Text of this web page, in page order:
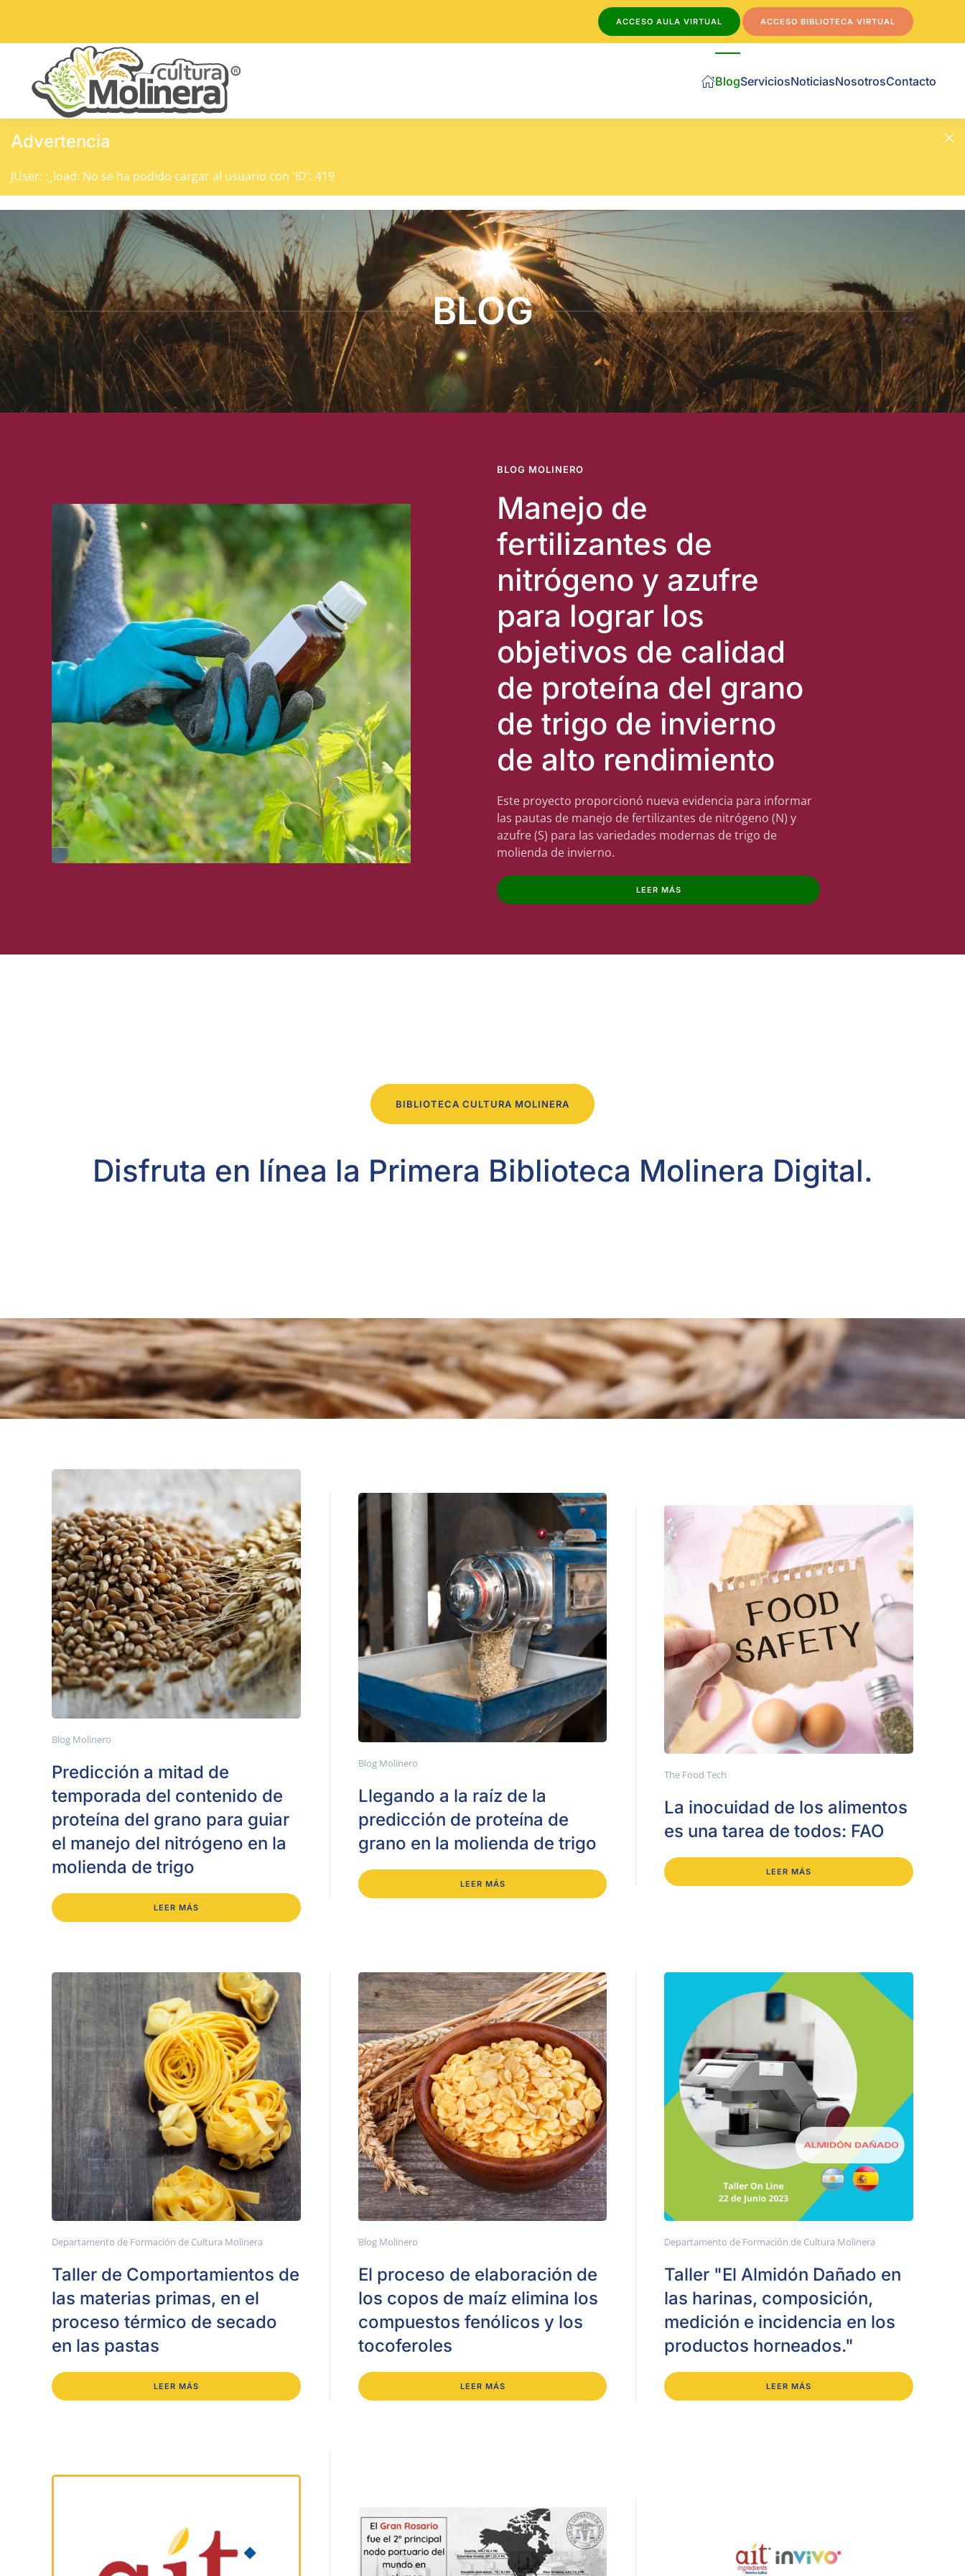
Skip to main content
ACCESO AULA VIRTUAL ACCESO BIBLIOTECA VIRTUAL
BlogServiciosNoticiasNosotrosContacto
Advertencia
JUser: :_load: No se ha podido cargar al usuario con 'ID': 419
BLOG
BLOG MOLINERO
Manejo de
fertilizantes de
nitrógeno y azufre
para lograr los
objetivos de calidad
de proteína del grano
de trigo de invierno
de alto rendimiento
Este proyecto proporcionó nueva evidencia para informar
las pautas de manejo de fertilizantes de nitrógeno (N) y
azufre (S) para las variedades modernas de trigo de
molienda de invierno.
LEER MÁS
BIBLIOTECA CULTURA MOLINERA
Disfruta en línea la Primera Biblioteca Molinera Digital.
Blog Molinero
Predicción a mitad de
temporada del contenido de
proteína del grano para guiar
el manejo del nitrógeno en la
molienda de trigo
LEER MÁS
Blog Molinero
Llegando a la raíz de la
predicción de proteína de
grano en la molienda de trigo
LEER MÁS
The Food Tech
La inocuidad de los alimentos
es una tarea de todos: FAO
LEER MÁS
Departamento de Formación de Cultura Molinera
Taller de Comportamientos de
las materias primas, en el
proceso térmico de secado
en las pastas
LEER MÁS
Blog Molinero
El proceso de elaboración de
los copos de maíz elimina los
compuestos fenólicos y los
tocoferoles
LEER MÁS
Departamento de Formación de Cultura Molinera
Taller "El Almidón Dañado en
las harinas, composición,
medición e incidencia en los
productos horneados."
LEER MÁS